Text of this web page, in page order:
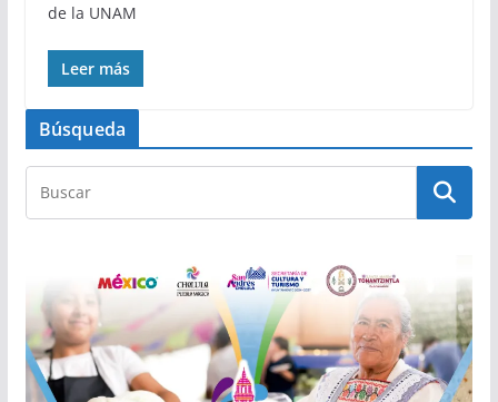
de la UNAM
Leer más
Búsqueda